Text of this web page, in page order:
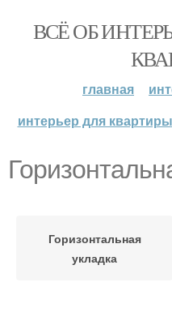
ВСЁ ОБ
главная
интерьер для квартиры
Горизонтальная
укладка